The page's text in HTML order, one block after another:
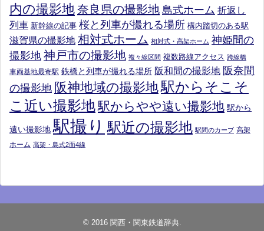
内の撮影地奈良県の撮影地 島式ホーム 折返し
列車 新幹線の記事 桜と列車が撮れる場所 構内踏切のある駅
滋賀県の撮影地 相対式ホーム 相対式・高架ホーム 神姫間の
撮影地神戸市の撮影地 複々線区間 複数路線アクセス 跨線橋
車両基地最寄駅 鉄橋と列車が撮れる場所 阪和間の撮影地 阪奈間
の撮影地 阪神地域の撮影地駅からそこそ
こ近い撮影地駅からやや遠い撮影地 駅から
遠い撮影地 駅撮り 駅近の撮影地 駅間のカーブ 高架
ホーム 高架・島式2面4線
© 2016 関西・関東鉄道辞典.